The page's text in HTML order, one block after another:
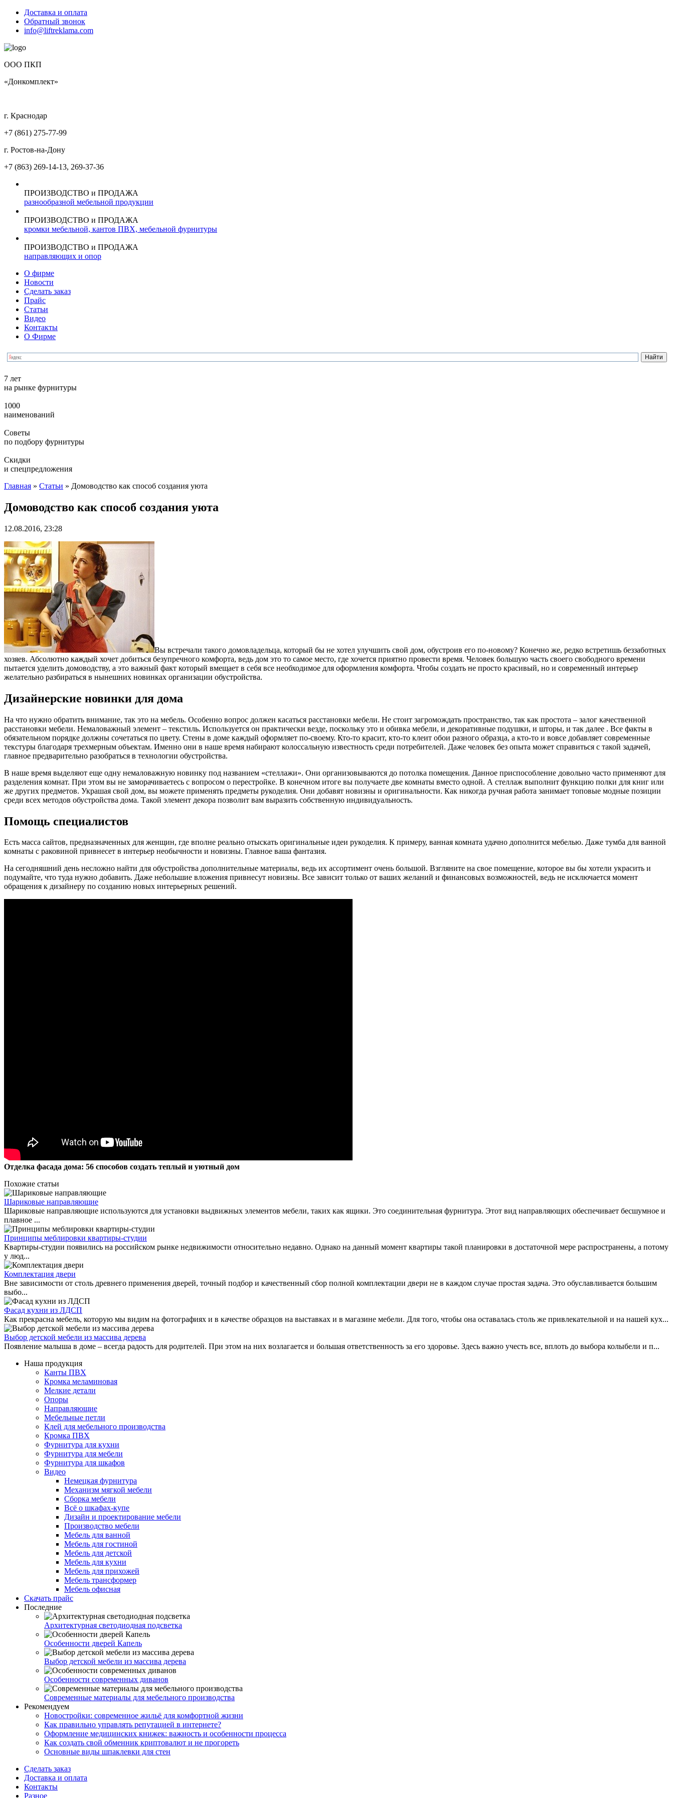
Доставка и оплата
Обратный звонок
info@liftreklama.com
ООО ПКП
«Донкомплект»
г. Краснодар
+7 (861) 275-77-99
г. Ростов-на-Дону
+7 (863) 269-14-13, 269-37-36
ПРОИЗВОДСТВО и ПРОДАЖА
разнообразной мебельной продукции
ПРОИЗВОДСТВО и ПРОДАЖА
кромки мебельной, кантов ПВХ, мебельной фурнитуры
ПРОИЗВОДСТВО и ПРОДАЖА
направляющих и опор
О фирме
Новости
Сделать заказ
Прайс
Статьи
Видео
Контакты
О Фирме
7 лет
на рынке фурнитуры
1000
наименований
Советы
по подбору фурнитуры
Скидки
и спецпредложения
Главная » Статьи » Домоводство как способ создания уюта
Домоводство как способ создания уюта
12.08.2016, 23:28
Вы встречали такого домовладельца, который бы не хотел улучшить свой дом, обустроив его по-новому? Конечно же, редко встретишь беззаботных
хозяев. Абсолютно каждый хочет добиться безупречного комфорта, ведь дом это то самое место, где хочется приятно провести время. Человек большую часть своего свободного времени
пытается уделить домоводству, а это важный факт который вмещает в себя все необходимое для оформления комфорта. Чтобы создать не просто красивый, но и современный интерьер
желательно разбираться в нынешних новинках организации обустройства.
Дизайнерские новинки для дома
На что нужно обратить внимание, так это на мебель. Особенно вопрос должен касаться расстановки мебели. Не стоит загромождать пространство, так как простота – залог качественной
расстановки мебели. Немаловажный элемент – текстиль. Используется он практически везде, поскольку это и обивка мебели, и декоративные подушки, и шторы, и так далее . Все факты в
обязательном порядке должны сочетаться по цвету. Стены в доме каждый оформляет по-своему. Кто-то красит, кто-то клеит обои разного образца, а кто-то и вовсе добавляет современные
текстуры благодаря трехмерным объектам. Именно они в наше время набирают колоссальную известность среди потребителей. Даже человек без опыта может справиться с такой задачей,
главное предварительно разобраться в технологии обустройства.
В наше время выделяют еще одну немаловажную новинку под названием «стеллажи». Они организовываются до потолка помещения. Данное приспособление довольно часто применяют для
разделения комнат. При этом вы не заморачиваетесь с вопросом о перестройке. В конечном итоге вы получаете две комнаты вместо одной. А стеллаж выполнит функцию полки для книг или
же других предметов. Украшая свой дом, вы можете применять предметы рукоделия. Они добавят новизны и оригинальности. Как никогда ручная работа занимает топовые модные позиции
среди всех методов обустройства дома. Такой элемент декора позволит вам выразить собственную индивидуальность.
Помощь специалистов
Есть масса сайтов, предназначенных для женщин, где вполне реально отыскать оригинальные идеи рукоделия. К примеру, ванная комната удачно дополнится мебелью. Даже тумба для ванной
комнаты с раковиной привнесет в интерьер необычности и новизны. Главное ваша фантазия.
На сегодняшний день несложно найти для обустройства дополнительные материалы, ведь их ассортимент очень большой. Взгляните на свое помещение, которое вы бы хотели украсить и
подумайте, что туда нужно добавить. Даже небольшие вложения привнесут новизны. Все зависит только от ваших желаний и финансовых возможностей, ведь не исключается момент
обращения к дизайнеру по созданию новых интерьерных решений.
Отделка фасада дома: 56 способов создать теплый и уютный дом
Похожие статьи
Шариковые направляющие
Шариковые направляющие используются для установки выдвижных элементов мебели, таких как ящики. Это соединительная фурнитура. Этот вид направляющих обеспечивает бесшумное и
плавное ...
Принципы меблировки квартиры-студии
Квартиры-студии появились на российском рынке недвижимости относительно недавно. Однако на данный момент квартиры такой планировки в достаточной мере распространены, а потому
у люд...
Комплектация двери
Вне зависимости от столь древнего применения дверей, точный подбор и качественный сбор полной комплектации двери не в каждом случае простая задача. Это обуславливается большим
выбо...
Фасад кухни из ЛДСП
Как прекрасна мебель, которую мы видим на фотографиях и в качестве образцов на выставках и в магазине мебели. Для того, чтобы она оставалась столь же привлекательной и на нашей кух...
Выбор детской мебели из массива дерева
Появление малыша в доме – всегда радость для родителей. При этом на них возлагается и большая ответственность за его здоровье. Здесь важно учесть все, вплоть до выбора колыбели и п...
Наша продукция
Канты ПВХ
Кромка меламиновая
Мелкие детали
Опоры
Направляющие
Мебельные петли
Клей для мебельного производства
Кромка ПВХ
Фурнитура для кухни
Фурнитура для мебели
Фурнитура для шкафов
Видео
Немецкая фурнитура
Механизм мягкой мебели
Сборка мебели
Всё о шкафах-купе
Дизайн и проектирование мебели
Производство мебели
Мебель для ванной
Мебель для гостиной
Мебель для детской
Мебель для кухни
Мебель для прихожей
Мебель трансформер
Мебель офисная
Скачать прайс
Последние
Архитектурная светодиодная подсветка
Особенности дверей Капель
Выбор детской мебели из массива дерева
Особенности современных диванов
Современные материалы для мебельного производства
Рекомендуем
Новостройки: современное жильё для комфортной жизни
Как правильно управлять репутацией в интернете?
Оформление медицинских книжек: важность и особенности процесса
Как создать свой обменник криптовалют и не прогореть
Основные виды шпаклевки для стен
Сделать заказ
Доставка и оплата
Контакты
Разное